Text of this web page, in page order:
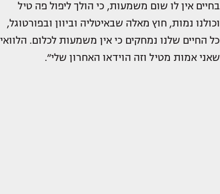
בחיים אין לו שום משמעות, כי הולך ליפול פה טיל
וכולנו נמות, חוץ מאלה שבאיטליה וביוון ובפורטוגל,
כל החיים שלנו נמחקים כי אין משמעות לכלום. הלוואי
שאני אמות מטיל וזה הוידאו האחרון שלי״.